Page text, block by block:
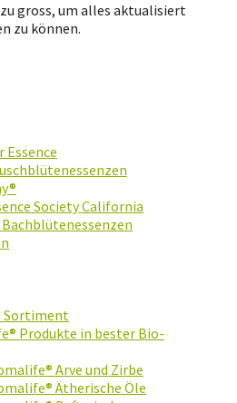
gross, um alles aktualisiert
zu können.
Essence
Society California
Sortiment
Produkte in bester Bio-
Arve und Zirbe
Ätherische Öle